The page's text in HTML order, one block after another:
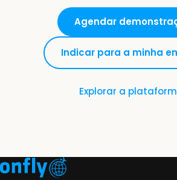
Agendar
Indicar para a minha
Explorar a